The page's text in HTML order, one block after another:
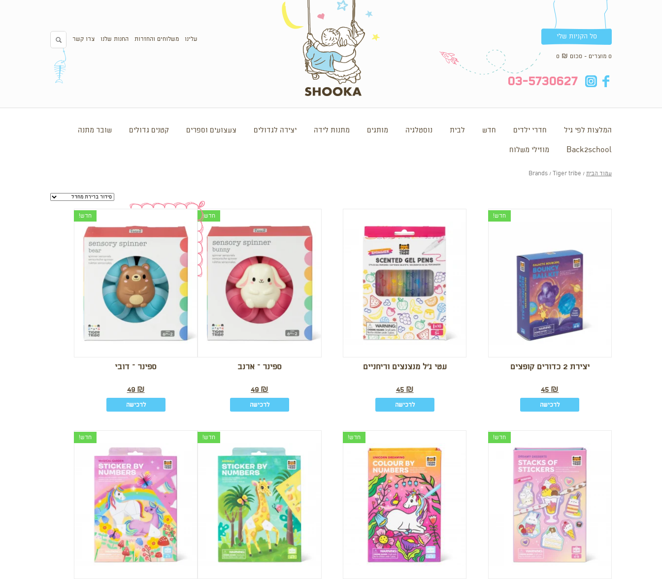
עלינו משלוחים והחזרות החנות שלנו צרו קשר סל הקניות שלי
0 מוצרים - סכום 0 ₪
fb
in
03-5730627
המלצות לפי גיל חדרי ילדים חדש לבית נוסטלגיה מותגים מתנות לידה יצירה לגדולים צעצועים וספרים קטנים גדולים
Back2school מוזילי משלוח
שובר מתנה
עמוד הבית / Brands / Tiger tribe
חדש!
יצירת 2 כדורים קופצים
45 ₪
לרכישה
עטי ג’ל מנצנצים וריחניים
45 ₪
לרכישה
חדש!
ספינר – ארנב
49 ₪
לרכישה
חדש!
ספינר – דובי
49 ₪
לרכישה
חדש! חדש! חדש! חדש!